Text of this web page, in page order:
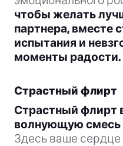
чтобы желать
партнера, вместе
испытания и
моменты радости.
Страстный флирт
Страстный флирт
волнующую смесь
Здесь ваше сердце